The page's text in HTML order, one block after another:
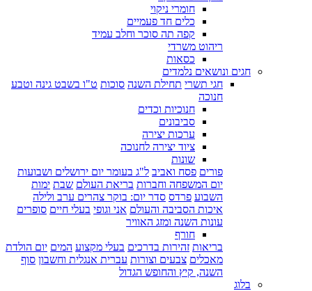
חומרי ניקוי
כלים חד פעמיים
קפה תה סוכר וחלב עמיד
ריהוט משרדי
כסאות
חגים ונושאים נלמדים
חגי תשרי תחילת השנה סוכות ט"ו בשבט גינה וטבע
חנוכה
חנוכיות וכדים
סביבונים
ערכות יצירה
ציוד יצירה לחנוכה
שונות
פורים פסח ואביב ל"ג בעומר יום ירושלים ושבועות
יום המשפחה וחברות בריאת העולם שבת ימות
השבוע פרדס סדר יום: בוקר צהרים ערב ולילה
איכות הסביבה והעולם אני וגופי בעלי חיים סופרים
עונות השנה ומזג האוויר
חורף
בריאות זהירות בדרכים בעלי מקצוע המים יום הולדת
מאכלים צבעים וצורות עברית אנגלית וחשבון סוף
השנה, קיץ והחופש הגדול
בלוג